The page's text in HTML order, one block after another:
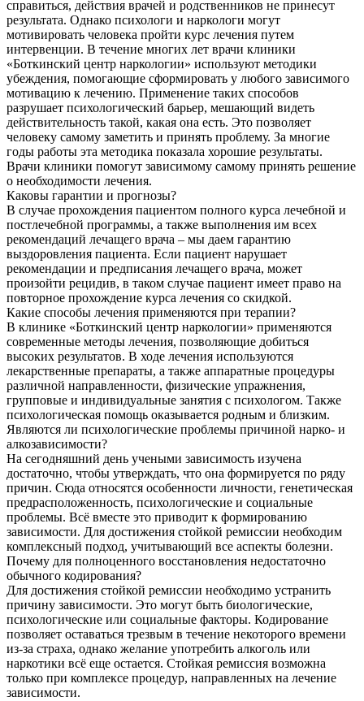
справиться, действия врачей и родственников не принесут
результата. Однако психологи и наркологи могут
мотивировать человека пройти курс лечения путем
интервенции. В течение многих лет врачи клиники
«Боткинский центр наркологии» используют методики
убеждения, помогающие сформировать у любого зависимого
мотивацию к лечению. Применение таких способов
разрушает психологический барьер, мешающий видеть
действительность такой, какая она есть. Это позволяет
человеку самому заметить и принять проблему. За многие
годы работы эта методика показала хорошие результаты.
Врачи клиники помогут зависимому самому принять решение
о необходимости лечения.
Каковы гарантии и прогнозы?
В случае прохождения пациентом полного курса лечебной и
постлечебной программы, а также выполнения им всех
рекомендаций лечащего врача – мы даем гарантию
выздоровления пациента. Если пациент нарушает
рекомендации и предписания лечащего врача, может
произойти рецидив, в таком случае пациент имеет право на
повторное прохождение курса лечения со скидкой.
Какие способы лечения применяются при терапии?
В клинике «Боткинский центр наркологии» применяются
современные методы лечения, позволяющие добиться
высоких результатов. В ходе лечения используются
лекарственные препараты, а также аппаратные процедуры
различной направленности, физические упражнения,
групповые и индивидуальные занятия с психологом. Также
психологическая помощь оказывается родным и близким.
Являются ли психологические проблемы причиной нарко- и
алкозависимости?
На сегодняшний день учеными зависимость изучена
достаточно, чтобы утверждать, что она формируется по ряду
причин. Сюда относятся особенности личности, генетическая
предрасположенность, психологические и социальные
проблемы. Всё вместе это приводит к формированию
зависимости. Для достижения стойкой ремиссии необходим
комплексный подход, учитывающий все аспекты болезни.
Почему для полноценного восстановления недостаточно
обычного кодирования?
Для достижения стойкой ремиссии необходимо устранить
причину зависимости. Это могут быть биологические,
психологические или социальные факторы. Кодирование
позволяет оставаться трезвым в течение некоторого времени
из-за страха, однако желание употребить алкоголь или
наркотики всё еще остается. Стойкая ремиссия возможна
только при комплексе процедур, направленных на лечение
зависимости.